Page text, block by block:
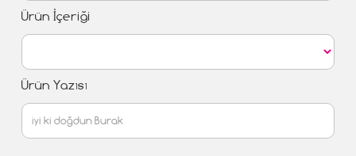
Ürün İçeriği
Ürün Yazısı